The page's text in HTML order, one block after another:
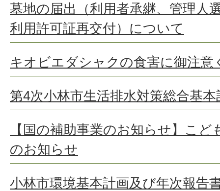
墓地の届出（利用者承継、管理人
利用許可証再交付）について
キオビエダシャクの食害に御注意
第4次小林市生活排水対策総合基
【国の補助事業のお知らせ】こ
のお知らせ
小林市環境基本計画及び年次報告